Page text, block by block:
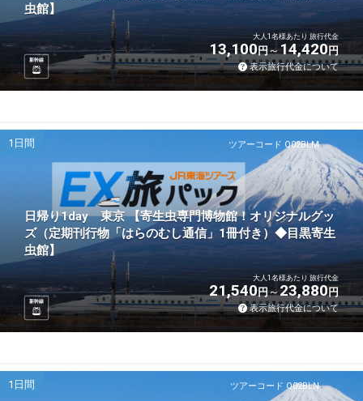
虫館】
新幹線
大人1名様あたり 旅行代金
13,100円 14,420円
表示旅行代金について
ツアーコード Q02BLM
1日間
日帰り1day 東京 【寄生虫専門博物館！オリジナルグッ
ズ（定期刊行物「はらのむし通信」1冊付き）◆目黒寄生
虫館】
新幹線
大人1名様あたり 旅行代金
21,540円 23,880円
表示旅行代金について
ツアーコード Q02BLN
1日間